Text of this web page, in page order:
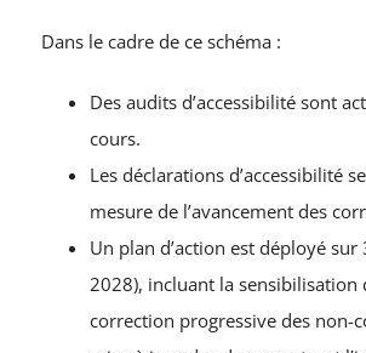
Dans le cadre de ce schéma :
Des audits d’accessibilité sont
cours.
Les déclarations d’accessibilité
mesure de l’avancement des
Un plan d’action est déployé sur
2028), incluant la sensibilisation
correction progressive des non-